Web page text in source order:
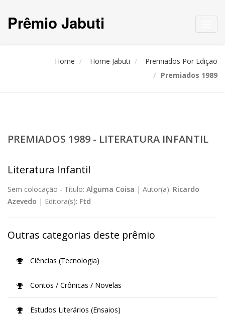
Prêmio Jabuti
Home Home Jabuti
Premiados Por Edição
Premiados 1989
PREMIADOS 1989 - LITERATURA INFANTIL
Literatura Infantil
Sem colocação - Título: Alguma Coisa | Autor(a): Ricardo
Azevedo | Editora(s): Ftd
Outras categorias deste prêmio
Ciências (Tecnologia)
Contos / Crônicas / Novelas
Estudos Literários (Ensaios)